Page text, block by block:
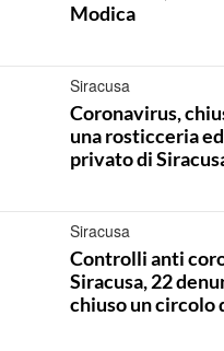
Modica
Siracusa
Coronavirus,
una rosticceria
privato di
Siracusa
Controlli anti
Siracusa, 22
chiuso un circolo